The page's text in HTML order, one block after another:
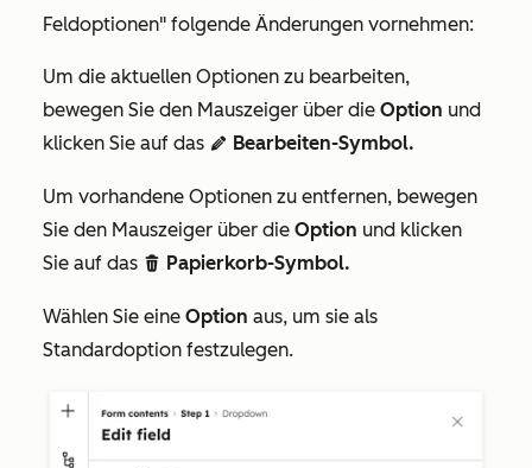
Feldoptionen" folgende Änderungen vornehmen:
Um die aktuellen Optionen zu bearbeiten,
bewegen Sie den Mauszeiger über die Option und
klicken Sie auf das edit Bearbeiten-Symbol.
Um vorhandene Optionen zu entfernen, bewegen
Sie den Mauszeiger über die Option und klicken
Sie auf das delete Papierkorb-Symbol.
Wählen Sie eine Option aus, um sie als
Standardoption festzulegen.